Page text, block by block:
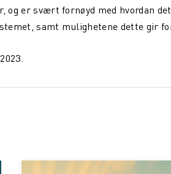
er svært fornøyd med hvordan
samt mulighetene dette gir